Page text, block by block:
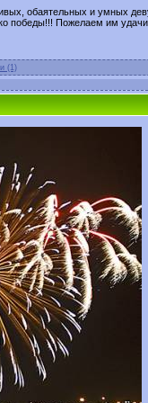
обаятельных и умных
победы!!! Пожелаем им
(1)